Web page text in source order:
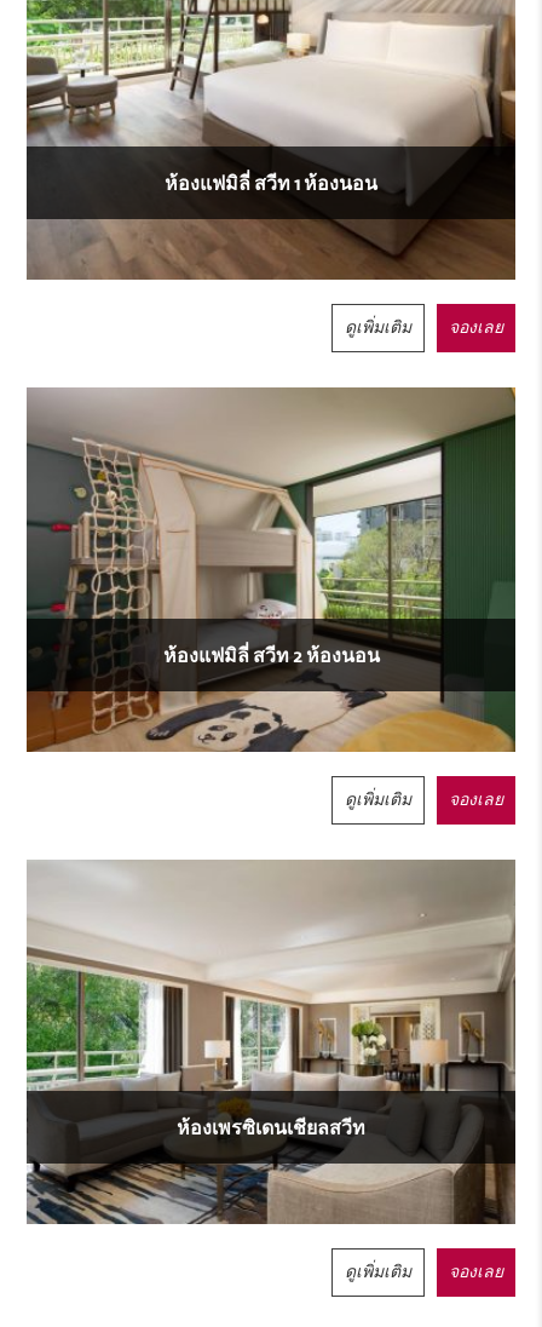
ห้องแฟมิลี่ สวีท 1 ห้องนอน
จองเลย
ดูเพิ่มเติม
ห้องแฟมิลี่ สวีท 2 ห้องนอน
จองเลย
ดูเพิ่มเติม
ห้องเพรซิเดนเชียลสวีท
จองเลย
ดูเพิ่มเติม